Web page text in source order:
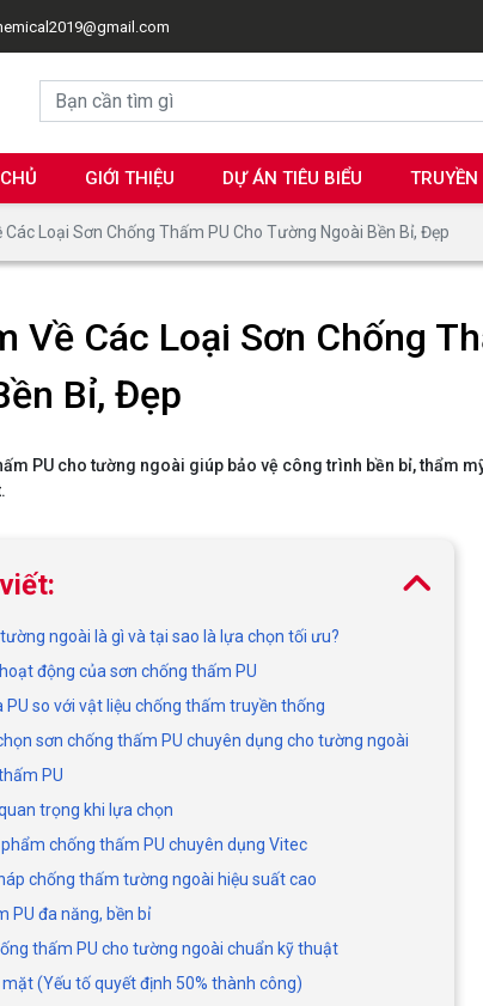
GIỚI THIỆU DỰ ÁN TIÊU BIỂU
Loại Sơn Chống Thấm PU Cho Tường Ngoài Bền Bỉ, Đẹp
Về Các Loại Sơn Chống
Bỉ, Đẹp
PU cho tường ngoài giúp bảo vệ công trình bền bỉ, thẩm
ngoài là gì và tại sao là lựa chọn tối ưu?
động của sơn chống thấm PU
PU so với vật liệu chống thấm truyền thống
sơn chống thấm PU chuyên dụng cho tường ngoài
PU
trọng khi lựa chọn
chống thấm PU chuyên dụng Vitec
chống thấm tường ngoài hiệu suất cao
PU đa năng, bền bỉ
thấm PU cho tường ngoài chuẩn kỹ thuật
(Yếu tố quyết định 50% thành công)